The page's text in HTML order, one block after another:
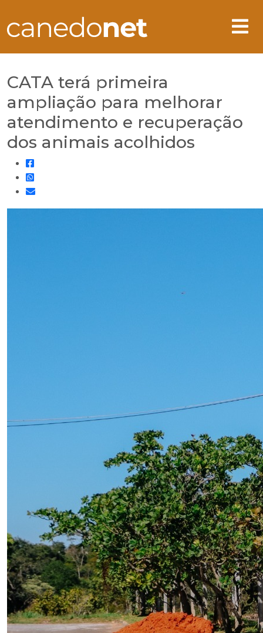
CATA terá primeira
ampliação para melhorar
atendimento e recuperação
dos animais acolhidos